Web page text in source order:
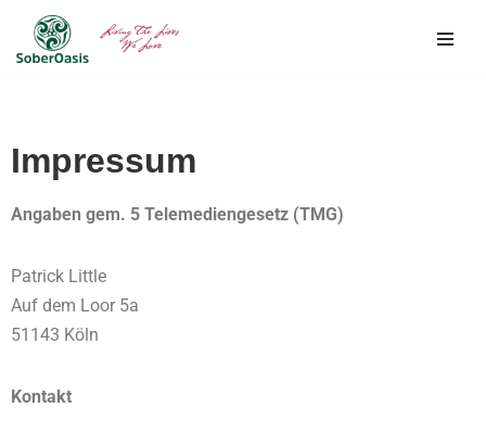
Skip
Impressum
Angaben gem. 5 Telemediengesetz (TMG)
Patrick Little
Auf dem Loor 5a
51143 Köln
Kontakt